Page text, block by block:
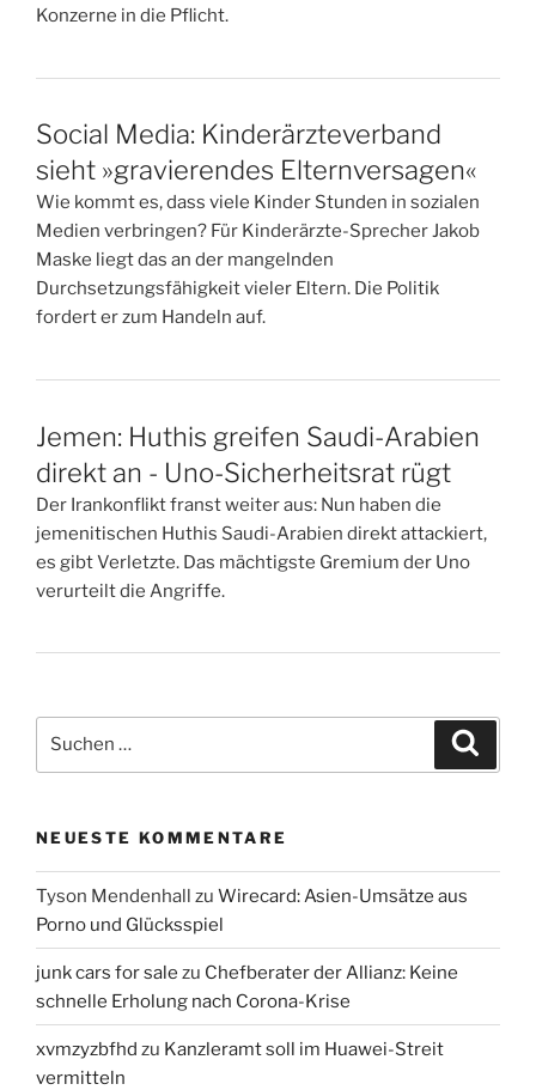
Konzerne in die Pflicht.
Social Media: Kinderärzteverband
sieht »gravierendes Elternversagen«
Wie kommt es, dass viele Kinder Stunden in sozialen
Medien verbringen? Für Kinderärzte-Sprecher Jakob
Maske liegt das an der mangelnden
Durchsetzungsfähigkeit vieler Eltern. Die Politik
fordert er zum Handeln auf.
Jemen: Huthis greifen Saudi-Arabien
direkt an - Uno-Sicherheitsrat rügt
Der Irankonflikt franst weiter aus: Nun haben die
jemenitischen Huthis Saudi-Arabien direkt attackiert,
es gibt Verletzte. Das mächtigste Gremium der Uno
verurteilt die Angriffe.
nach:
NEUESTE KOMMENTARE
Tyson Mendenhall zu Wirecard: Asien-Umsätze aus
Porno und Glücksspiel
junk cars for sale zu Chefberater der Allianz: Keine
schnelle Erholung nach Corona-Krise
xvmzyzbfhd zu Kanzleramt soll im Huawei-Streit
vermitteln